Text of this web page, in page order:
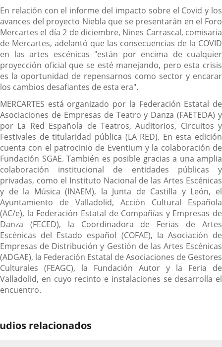
En relación con el informe del impacto sobre el Covid y los
avances del proyecto Niebla que se presentarán en el Foro
Mercartes el día 2 de diciembre, Nines Carrascal, comisaria
de Mercartes, adelantó que las consecuencias de la COVID
en las artes escénicas "están por encima de cualquier
proyección oficial que se esté manejando, pero esta crisis
es la oportunidad de repensarnos como sector y encarar
los cambios desafiantes de esta era".
MERCARTES está organizado por la Federación Estatal de
Asociaciones de Empresas de Teatro y Danza (FAETEDA) y
por La Red Española de Teatros, Auditorios, Circuitos y
Festivales de titularidad pública (LA RED). En esta edición
cuenta con el patrocinio de Eventium y la colaboración de
Fundación SGAE. También es posible gracias a una amplia
colaboración institucional de entidades públicas y
privadas, como el Instituto Nacional de las Artes Escénicas
y de la Música (INAEM), la Junta de Castilla y León, el
Ayuntamiento de Valladolid, Acción Cultural Española
(AC/e), la Federación Estatal de Compañías y Empresas de
Danza (FECED), la Coordinadora de Ferias de Artes
Escénicas del Estado español (COFAE), la Asociación de
Empresas de Distribución y Gestión de las Artes Escénicas
(ADGAE), la Federación Estatal de Asociaciones de Gestores
Culturales (FEAGC), la Fundación Autor y la Feria de
Valladolid, en cuyo recinto e instalaciones se desarrolla el
encuentro.
relacionados